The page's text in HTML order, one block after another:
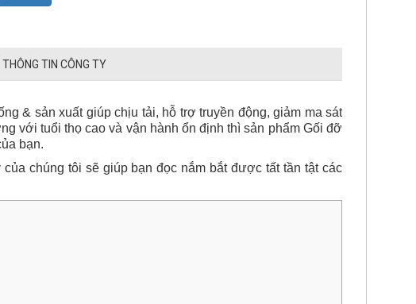
THÔNG TIN CÔNG TY
& sản xuất giúp chịu tải, hỗ trợ truyền động, giảm ma sát
với tuổi thọ cao và vận hành ổn định thì sản phẩm Gối đỡ
bạn.
chúng tôi sẽ giúp bạn đọc nắm bắt được tất tần tật các